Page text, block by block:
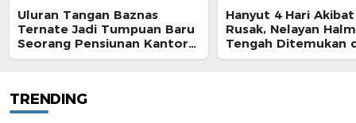
Uluran Tangan Baznas
Ternate Jadi Tumpuan Baru
Seorang Pensiunan Kantor
Pos
Hanyut 4 Hari
Rusak, Nelayan
Tengah Ditemukan
Morotai
TRENDING